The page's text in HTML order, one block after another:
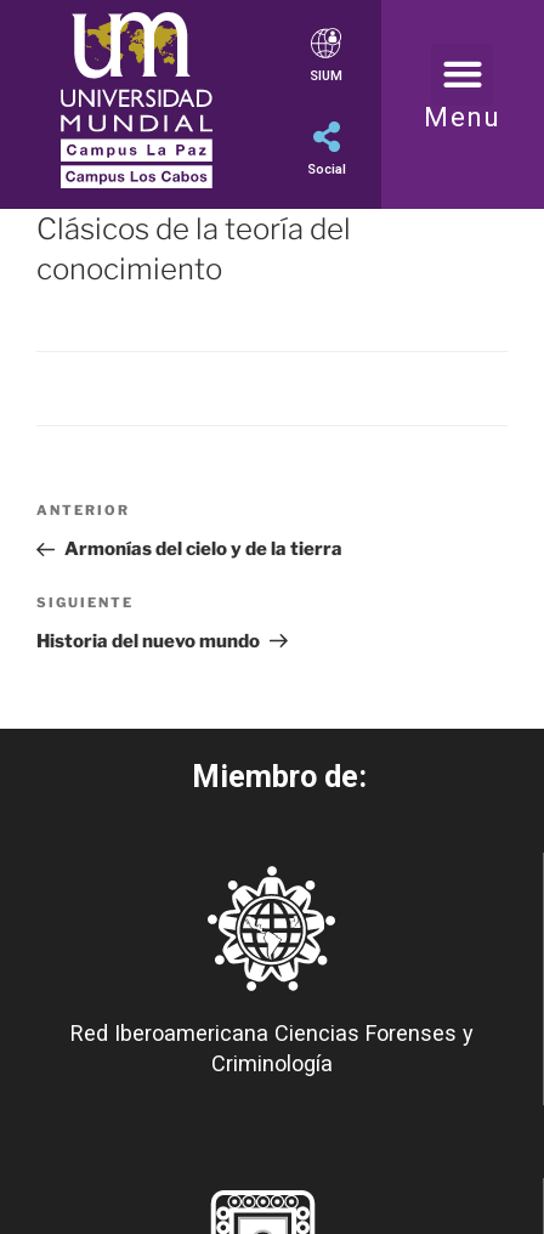
SIUM
Social
Menu
Clásicos de la teoría del
conocimiento
ANTERIOR
Armonías del cielo y de la tierra
SIGUIENTE
Historia del nuevo mundo
Miembro de:
Red Iberoamericana Ciencias Forenses y
Criminología